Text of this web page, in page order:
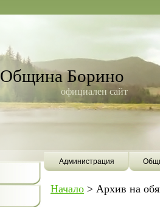
Община Борино
официален сайт
Администрация
Начало > Архив на